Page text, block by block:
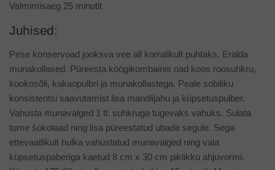
Valmimisaeg 25 minutit
Juhised:
Pese konservoad jooksva vee all korralikult puhtaks. Eralda
munakollased. Püreesta köögikombainis oad koos roosuhkru,
kookosõli, kakaopulbri ja munakollastega. Peale sobiliku
konsistentsi saavutamist lisa mandlijahu ja küpsetuspulber.
Vahusta munavalged 1 tl. suhkruga tugevaks vahuks. Sulata
tume šokolaad ning lisa püreestatud ubade segule. Sega
ettevaatlikult hulka vahustatud munavalged ning vala
küpsetuspaberiga kaetud 8 cm x 30 cm piklikku ahjuvormi.